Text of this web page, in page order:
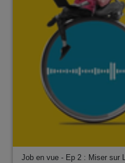
Job en vue - Ep 2 : Miser sur